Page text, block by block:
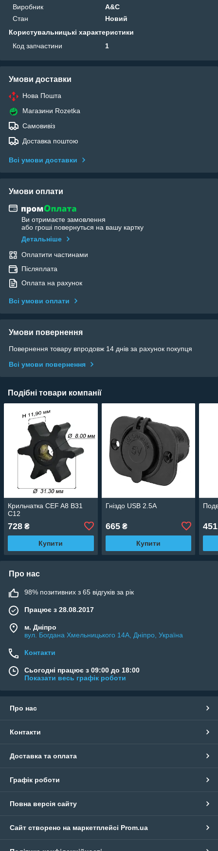
Виробник
A&C
Стан
Новий
Користувальницькі характеристики
Код запчастини
1
Умови доставки
Нова Пошта
Магазини Rozetka
Самовивіз
Доставка поштою
Всі умови доставки
Умови оплати
Ви отримаєте замовлення
або гроші повернуться на вашу картку
Детальніше
Оплатити частинами
Післяплата
Оплата на рахунок
Всі умови оплати
Умови повернення
Повернення товару впродовж 14 днів за рахунок покупця
Всі умови повернення
Подібні товари компанії
Крильчатка CEF A8 B31
C12
728 ₴
Купити
Гніздо USB 2.5A
665₴
Купити
451
Про нас
98% позитивних з 65 відгуків за рік
Працює з 28.08.2017
м. Дніпро
вул. Богдана Хмельницького 14А, Дніпро, Україна
Контакти
Сьогодні працює з 09:00 до 18:00
Показати весь графік роботи
Про нас
Контакти
Доставка та оплата
Графік роботи
Повна версія сайту
Сайт створено на маркетплейсі Prom.ua